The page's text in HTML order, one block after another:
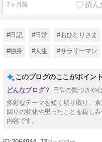
7ヶ月前
#日記 #日常 #おひとりさま
#独身 #人生 #サラリーマン
このブログのここがポイント
日常の気づきや
多彩なテーマを短く切り取り、
回りの変化や思ったことを親し
内容です。